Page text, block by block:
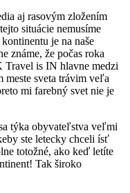
aj rasovým zložením
situácie nemusíme
je na naše
známe, že počas roka
is IN hlavne medzi
sveta trávim veľa
mi farebný svet nie je
týka obyvateľstva veľmi
ste letecky chceli ísť
totožné, ako keď letíte
Tak široko